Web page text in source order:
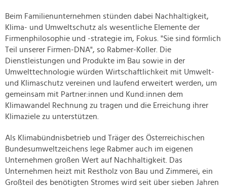
Beim Familienunternehmen stünden dabei Nachhaltigkeit,
Klima- und Umweltschutz als wesentliche Elemente der
Firmenphilosophie und -strategie im, Fokus. "Sie sind förmlich
Teil unserer Firmen-DNA", so Rabmer-Koller. Die
Dienstleistungen und Produkte im Bau sowie in der
Umwelttechnologie würden Wirtschaftlichkeit mit Umwelt-
und Klimaschutz vereinen und laufend erweitert werden, um
gemeinsam mit Partner:innen und Kund:innen dem
Klimawandel Rechnung zu tragen und die Erreichung ihrer
Klimaziele zu unterstützen.
Als Klimabündnisbetrieb und Träger des Österreichischen
Bundesumweltzeichens lege Rabmer auch im eigenen
Unternehmen großen Wert auf Nachhaltigkeit. Das
Unternehmen heizt mit Restholz von Bau und Zimmerei, ein
Großteil des benötigten Stromes wird seit über sieben Jahren